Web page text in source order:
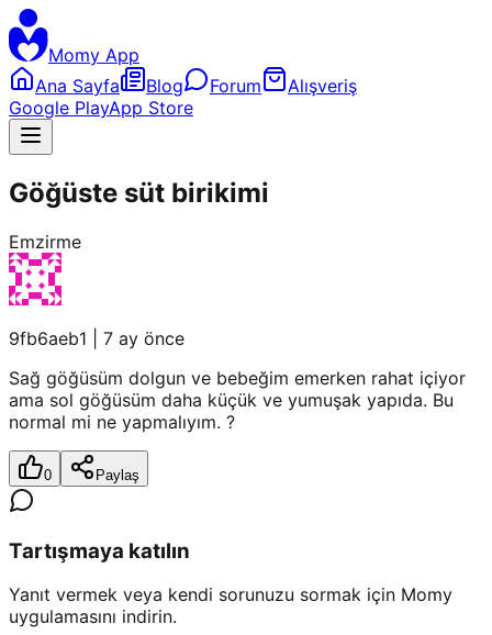
Momy App
Ana Sayfa
Blog Forum
Alışveriş
Google PlayApp Store
Göğüste süt birikimi
Emzirme
9fb6aeb1
7 ay önce
Sağ göğüsüm dolgun ve bebeğim emerken rahat içiyor
ama sol göğüsüm daha küçük ve yumuşak yapıda. Bu
normal mi ne yapmalıyım. ?
0 Paylaş
Tartışmaya katılın
Yanıt vermek veya kendi sorunuzu sormak için Momy
uygulamasını indirin.